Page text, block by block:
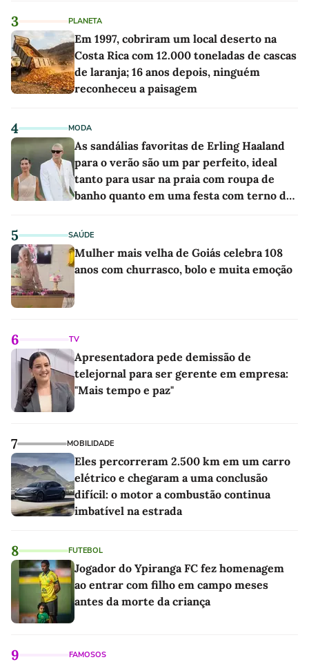
3 PLANETA
Em 1997, cobriram um local deserto na
Costa Rica com 12.000 toneladas de cascas
de laranja; 16 anos depois, ninguém
reconheceu a paisagem
4 MODA
As sandálias favoritas de Erling Haaland
para o verão são um par perfeito, ideal
tanto para usar na praia com roupa de
banho quanto em uma festa com terno de
5 SAÚDE
Mulher mais velha de Goiás celebra 108
anos com churrasco, bolo e muita emoção
6 TV
Apresentadora pede demissão de
telejornal para ser gerente em empresa:
"Mais tempo e paz"
7 MOBILIDADE
Eles percorreram 2.500 km em um carro
elétrico e chegaram a uma conclusão
difícil: o motor a combustão continua
imbatível na estrada
8 FUTEBOL
Jogador do Ypiranga FC fez homenagem
ao entrar com filho em campo meses
antes da morte da criança
9 FAMOSOS